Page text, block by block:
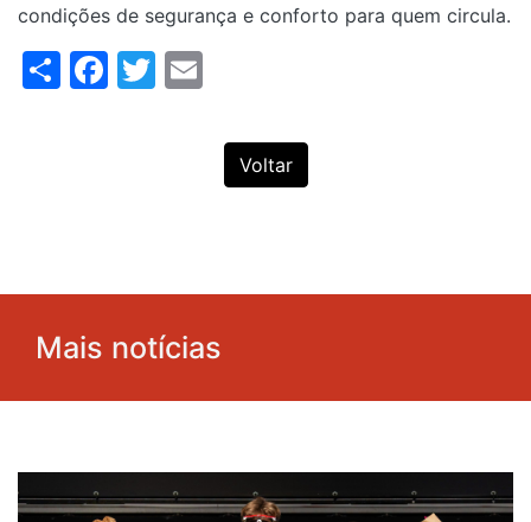
condições de segurança e conforto para quem circula.
ShareFacebook
Twitter
Voltar
Mais notícias